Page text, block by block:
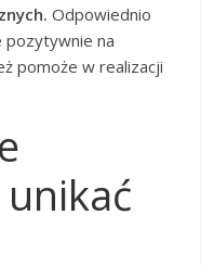
Odpowiednio
pozytywnie na
pomoże w realizacji